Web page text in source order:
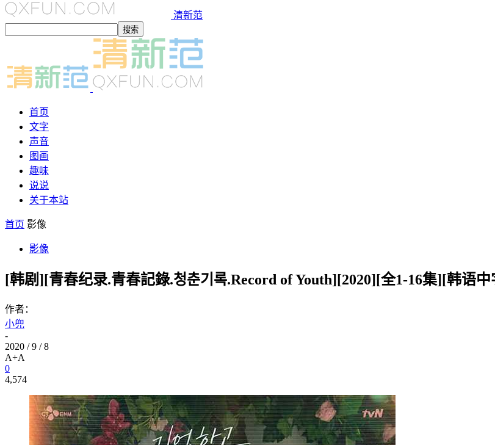
清新范
首页
文字
声音
图画
趣味
说说
关于本站
首页 影像
影像
[韩剧][青春纪录.青春記錄.청춘기록.Record of Youth][2020][全1-16集][韩语
作者：
小兜
-
2020 / 9 / 8
A+A
0
4,574